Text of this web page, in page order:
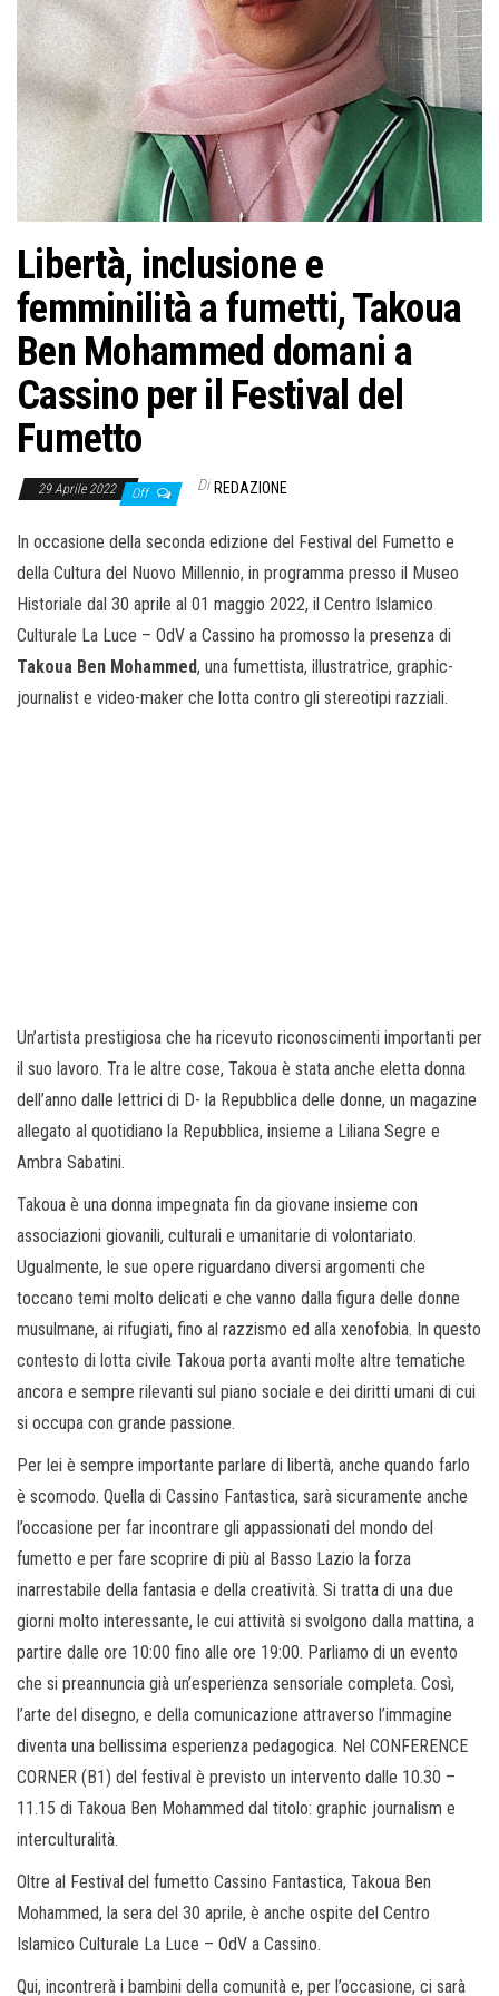
Libertà, inclusione e
femminilità a fumetti, Takoua
Ben Mohammed domani a
Cassino per il Festival del
Fumetto
29 Aprile 2022 Off Di REDAZIONE
In occasione della seconda edizione del Festival del Fumetto e
della Cultura del Nuovo Millennio, in programma presso il Museo
Historiale dal 30 aprile al 01 maggio 2022, il Centro Islamico
Culturale La Luce – OdV a Cassino ha promosso la presenza di
Takoua Ben Mohammed, una fumettista, illustratrice, graphic-
journalist e video-maker che lotta contro gli stereotipi razziali.
Un’artista prestigiosa che ha ricevuto riconoscimenti importanti per
il suo lavoro. Tra le altre cose, Takoua è stata anche eletta donna
dell’anno dalle lettrici di D- la Repubblica delle donne, un magazine
allegato al quotidiano la Repubblica, insieme a Liliana Segre e
Ambra Sabatini.
Takoua è una donna impegnata fin da giovane insieme con
associazioni giovanili, culturali e umanitarie di volontariato.
Ugualmente, le sue opere riguardano diversi argomenti che
toccano temi molto delicati e che vanno dalla figura delle donne
musulmane, ai rifugiati, fino al razzismo ed alla xenofobia. In questo
contesto di lotta civile Takoua porta avanti molte altre tematiche
ancora e sempre rilevanti sul piano sociale e dei diritti umani di cui
si occupa con grande passione.
Per lei è sempre importante parlare di libertà, anche quando farlo
è scomodo. Quella di Cassino Fantastica, sarà sicuramente anche
l’occasione per far incontrare gli appassionati del mondo del
fumetto e per fare scoprire di più al Basso Lazio la forza
inarrestabile della fantasia e della creatività. Si tratta di una due
giorni molto interessante, le cui attività si svolgono dalla mattina, a
partire dalle ore 10:00 fino alle ore 19:00. Parliamo di un evento
che si preannuncia già un’esperienza sensoriale completa. Così,
l’arte del disegno, e della comunicazione attraverso l’immagine
diventa una bellissima esperienza pedagogica. Nel CONFERENCE
CORNER (B1) del festival è previsto un intervento dalle 10.30 –
11.15 di Takoua Ben Mohammed dal titolo: graphic journalism e
interculturalità.
Oltre al Festival del fumetto Cassino Fantastica, Takoua Ben
Mohammed, la sera del 30 aprile, è anche ospite del Centro
Islamico Culturale La Luce – OdV a Cassino.
Qui, incontrerà i bambini della comunità e, per l’occasione, ci sarà